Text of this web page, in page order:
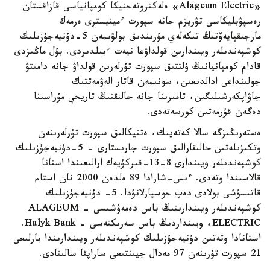
«Alageum Electric» ەلەكتروتەحنيكا كومپانياسى قازاقستان
رەسپۋبليكاسى تۋريزم جانە سپورت ءمينيسترى ەرمەك
مارجىقپايەۆتىڭ تىكەلەي مۇرىندىق بولۋىمەن 5-دۇنيەجۇزىلىك
كوشپەندىلەر ويىندارىن قولداۋعا نيەت ءبىلدىردى. بۇل ماڭىزدى
قادام كومپانيانىڭ ۇلتتىق سپورت تۇرلەرىن قولداۋ جانە دامىتۋ
جولىنداعى ادالدىعىن، سونىمەن قاتار الەۋمەتتىك
جاۋاپكەرشىلىگىن، تامىرىنا جانە حالىقتىڭ تاريحي مۇراسىنا
دەگەن قۇرمەتىن كورسەتەدى.
ەستەرىڭىزگە سالا كەتەيىك، ەتنيكالىق سپورت تۇرلەرىنەن
وتكىزىلەتىن حالىقارالىق سپورت جارىستارى - 5-دۇنيەجۇزىلىك
كوشپەندىلەر ويىندارى 8-13-قىركۇيەك ارالىعىندا استانا
قالاسىندا وتەدى. ءىس-شارادا 89 ەلدەن 2000 نان استام
قاتىسۋشى بولادى دەپ جوسپارلانۋدا. 5- دۇنيەجۇزىلىك
كوشپەندىلەر ويىندارىنىڭ باس دەمەۋشىسى - ALAGEUM
ELECTRIC، ويىنداردىڭ باس سەرىكتەسى - Halyk Bank.
استانادا وتەتىن دۇنيەجۇزىلىك كوشپەندىلەر ويىندارىندا بارلىعى
21 سپورت تۇرىنەن 97 مەدال جيىنتىعى ساراپقا سالىنادى.